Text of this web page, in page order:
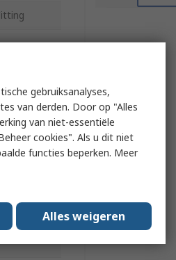
gebruiksanalyses,
van derden. Door op "Alles
van niet-essentiële
cookies". Als u dit niet
functies beperken. Meer
Alles weigeren